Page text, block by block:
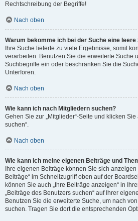
Rechtschreibung der Begriffe!
Nach oben
Warum bekomme ich bei der Suche eine leere
Ihre Suche lieferte zu viele Ergebnisse, somit
verarbeiten. Benutzen Sie die erweiterte Suche
Suchbegriffe ein oder beschränken Sie die
Unterforen.
Nach oben
Wie kann ich nach Mitgliedern suchen?
Gehen Sie zur „Mitglieder“-Seite und klicken
suchen“.
Nach oben
Wie kann ich meine eigenen Beiträge und
Ihre eigenen Beiträge können Sie sich
Beiträge“ im Schnellzugriff oben auf der
können Sie auch „Ihre Beiträge anzeigen“ in
„Beiträge des Benutzers suchen“ auf Ihrer
Benutzen Sie die erweiterte Suche, um nach
suchen. Tragen Sie dort die entsprechenden